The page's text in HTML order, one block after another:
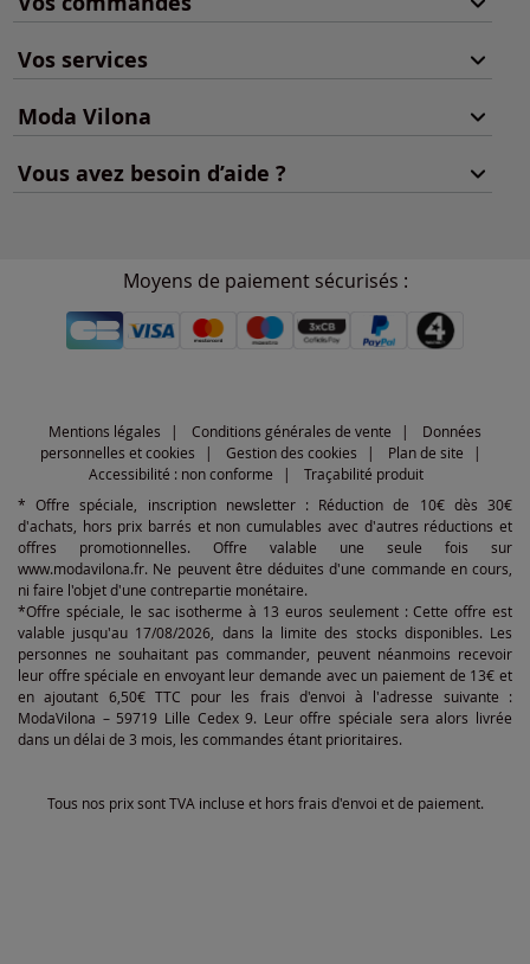
Vos services
Moda Vilona
Vous avez besoin d’aide ?
Moyens de paiement sécurisés :
Mentions légales Conditions générales de vente
Données
personnelles et cookies
Gestion des cookies
Plan de site
Accessibilité : non conforme
Traçabilité produit
* Offre spéciale, inscription newsletter : Réduction de 10€ dès 30€
d'achats, hors prix barrés et non cumulables avec d'autres réductions et
offres promotionnelles. Offre valable une seule fois sur
www.modavilona.fr. Ne peuvent être déduites d'une commande en cours,
ni faire l'objet d'une contrepartie monétaire.
*Offre spéciale, le sac isotherme à 13 euros seulement : Cette offre est
valable jusqu'au 17/08/2026, dans la limite des stocks disponibles. Les
personnes ne souhaitant pas commander, peuvent néanmoins recevoir
leur offre spéciale en envoyant leur demande avec un paiement de 13€ et
en ajoutant 6,50€ TTC pour les frais d'envoi à l'adresse suivante :
ModaVilona – 59719 Lille Cedex 9. Leur offre spéciale sera alors livrée
dans un délai de 3 mois, les commandes étant prioritaires.
Tous nos prix sont TVA incluse et hors frais d'envoi et de paiement.